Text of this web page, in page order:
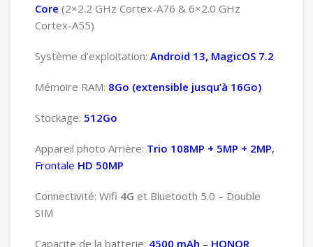
Core (2×2.2 GHz Cortex-A76 & 6×2.0 GHz
Cortex-A55)
Système d’exploitation: Android 13, MagicOS 7.2
Mémoire RAM: 8Go (extensible jusqu’à 16Go)
Stockage: 512Go
Appareil photo Arrière: Trio 108MP + 5MP + 2MP,
Frontale HD 50MP
Connectivité: Wifi 4G et Bluetooth 5.0 – Double
SIM
Capacite de la batterie: 4500 mAh – HONOR